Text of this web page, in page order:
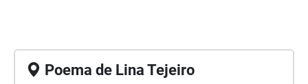
Poema de Lina Tejeiro